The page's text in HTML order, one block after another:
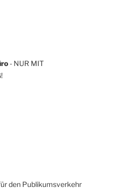
- NUR MIT
den Publikumsverkehr